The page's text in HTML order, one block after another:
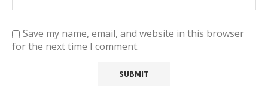
Save my name, email, and website in this browser
for the next time I comment.